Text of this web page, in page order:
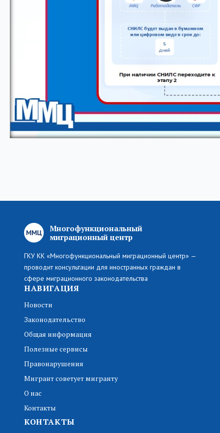
Многофункциональный
миграционный центр
ГКУ КК «Многофункциональный миграционный центр» —
проводит консультации для иностранных граждан в
сфере миграционного законодательства
НАВИГАЦИЯ
Новости
Законодательство
Общая информация
Полезные сервисы
Правонарушения
Мигрант советует мигранту
О нас
Контакты
КОНТАКТЫ